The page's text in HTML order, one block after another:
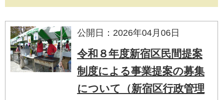
公開日：2026年04月06日
令和８年度新宿区民間提案
制度による事業提案の募集
について（新宿区行政管理